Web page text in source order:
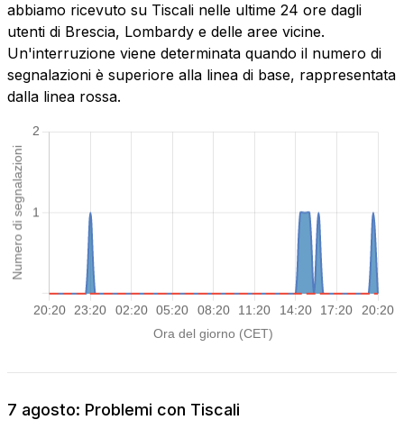
abbiamo ricevuto su Tiscali nelle ultime 24 ore dagli
utenti di Brescia, Lombardy e delle aree vicine.
Un'interruzione viene determinata quando il numero di
segnalazioni è superiore alla linea di base, rappresentata
dalla linea rossa.
7 agosto: Problemi con Tiscali